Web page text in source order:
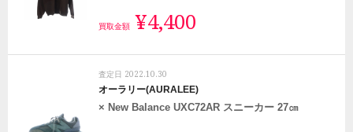
買取金額 ¥4,400
査定日 2022.10.30
オーラリー(AURALEE)
× New Balance UXC72AR スニーカー 27㎝